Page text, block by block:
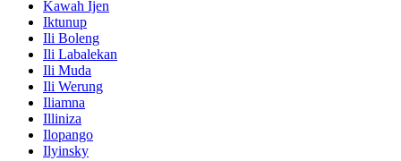
Kawah Ijen
Iktunup
Ili Boleng
Ili Labalekan
Ili Muda
Ili Werung
Iliamna
Illiniza
Ilopango
Ilyinsky